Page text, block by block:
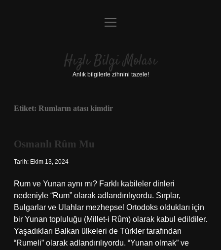
Anasayfa
Yasal Uyarı
menüyü
Hızlı Bilgi Molası
Anlık bilgilerle zihnini tazele!
Etiket: Rumların atası kimdir
Osmanlı Rûm Mu
Tarih: Ekim 13, 2024
Rum ve Yunan aynı mı? Farklı kabileler dinleri
nedeniyle “Rum” olarak adlandırılıyordu. Sırplar,
Bulgarlar ve Ulahlar mezhepsel Ortodoks oldukları için
bir Yunan topluluğu (Millet-i Rûm) olarak kabul edildiler.
Yaşadıkları Balkan ülkeleri de Türkler tarafından
“Rumeli” olarak adlandırılıyordu. “Yunan olmak” ve